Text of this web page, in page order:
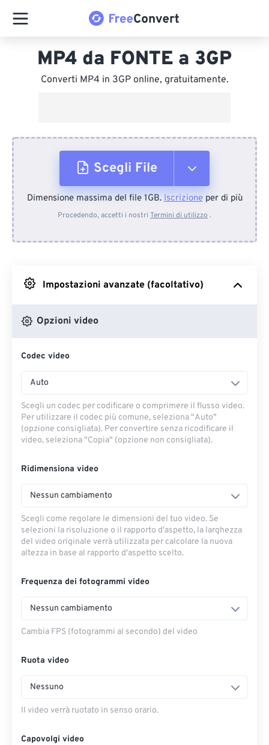
MP4 da FONTE a 3GP
Converti MP4 in 3GP online, gratuitamente.
Scegli File
Dal dispositivo
Da Google Drive
Dimensione massima del file 1GB.Iscrizioneper di più
Procedendo, accetti i nostri Termini di utilizzo .
Impostazioni avanzate (facoltativo)
Opzioni video
Codec video
Auto
Scegli un codec per codificare o comprimere il flusso video.
Per utilizzare il codec più comune, seleziona "Auto"
(opzione consigliata). Per convertire senza ricodificare il
video, seleziona "Copia" (opzione non consigliata).
Ridimensiona video
Nessun cambiamento
Scegli come regolare le dimensioni del tuo video. Se
selezioni la risoluzione o il rapporto d'aspetto, la larghezza
del video originale verrà utilizzata per calcolare la nuova
altezza in base al rapporto d'aspetto scelto.
Frequenza dei fotogrammi video
Nessun cambiamento
Cambia FPS (fotogrammi al secondo) del video
Ruota video
Nessuno
Il video verrà ruotato in senso orario.
Capovolgi video